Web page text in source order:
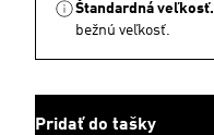
Štandardná veľkosť.
bežnú veľkosť.
Pridať do tašky